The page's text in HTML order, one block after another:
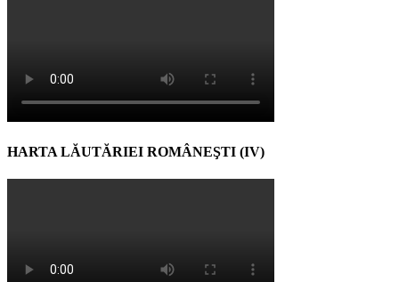
HARTA LĂUTĂRIEI ROMÂNEŞTI (IV)